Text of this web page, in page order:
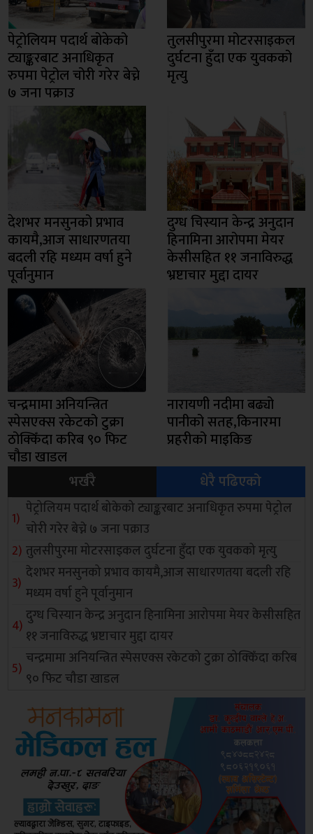
पेट्रोलियम पदार्थ बोकेको
ट्याङ्करबाट अनाधिकृत
रुपमा पेट्रोल चोरी गरेर बेच्ने
७ जना पक्राउ
तुलसीपुरमा मोटरसाइकल
दुर्घटना हुँदा एक युवकको
मृत्यु
देशभर मनसुनको प्रभाव
कायमै,आज साधारणतया
बदली रहि मध्यम वर्षा हुने
पूर्वानुमान
दुग्ध चिस्यान केन्द्र अनुदान
हिनामिना आरोपमा मेयर
केसीसहित ११ जनाविरुद्ध
भ्रष्टाचार मुद्दा दायर
चन्द्रमामा अनियन्त्रित
स्पेसएक्स रकेटको टुक्रा
ठोक्किँदा करिब ९० फिट
चौडा खाडल
नारायणी नदीमा बढ्यो
पानीको सतह,किनारमा
प्रहरीको माइकिङ
भर्खरै
धेरै पढिएको
पेट्रोलियम पदार्थ बोकेको ट्याङ्करबाट अनाधिकृत रुपमा पेट्रोल
चोरी गरेर बेच्ने ७ जना पक्राउ
तुलसीपुरमा मोटरसाइकल दुर्घटना हुँदा एक युवकको मृत्यु
देशभर मनसुनको प्रभाव कायमै,आज साधारणतया बदली रहि
मध्यम वर्षा हुने पूर्वानुमान
दुग्ध चिस्यान केन्द्र अनुदान हिनामिना आरोपमा मेयर केसीसहित
११ जनाविरुद्ध भ्रष्टाचार मुद्दा दायर
चन्द्रमामा अनियन्त्रित स्पेसएक्स रकेटको टुक्रा ठोक्किँदा करिब
९० फिट चौडा खाडल